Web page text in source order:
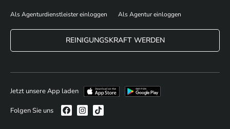
Als Agenturdienstleister einloggen Als Agentur einloggen
REINIGUNGSKRAFT WERDEN
Jetzt unsere App laden
Folgen Sie uns